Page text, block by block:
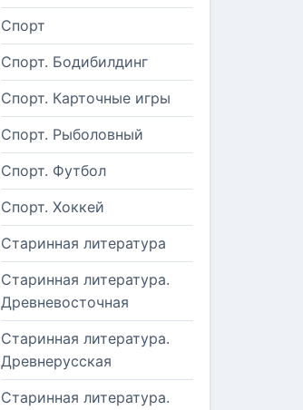
Спорт
Спорт. Бодибилдинг
Спорт. Карточные игры
Спорт. Рыболовный
Спорт. Футбол
Спорт. Хоккей
Старинная литература
Старинная литература.
Древневосточная
Старинная литература.
Древнерусская
Старинная литература.